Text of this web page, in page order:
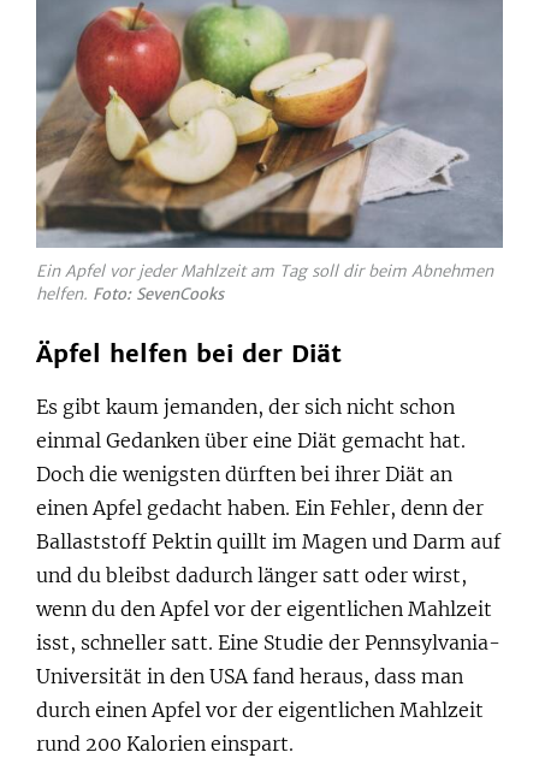
Ein Apfel vor jeder Mahlzeit am Tag soll dir beim Abnehmen
helfen. Foto: SevenCooks
Äpfel helfen bei der Diät
Es gibt kaum jemanden, der sich nicht schon
einmal Gedanken über eine Diät gemacht hat.
Doch die wenigsten dürften bei ihrer Diät an
einen Apfel gedacht haben. Ein Fehler, denn der
Ballaststoff Pektin quillt im Magen und Darm auf
und du bleibst dadurch länger satt oder wirst,
wenn du den Apfel vor der eigentlichen Mahlzeit
isst, schneller satt. Eine Studie der Pennsylvania-
Universität in den USA fand heraus, dass man
durch einen Apfel vor der eigentlichen Mahlzeit
rund 200 Kalorien einspart.